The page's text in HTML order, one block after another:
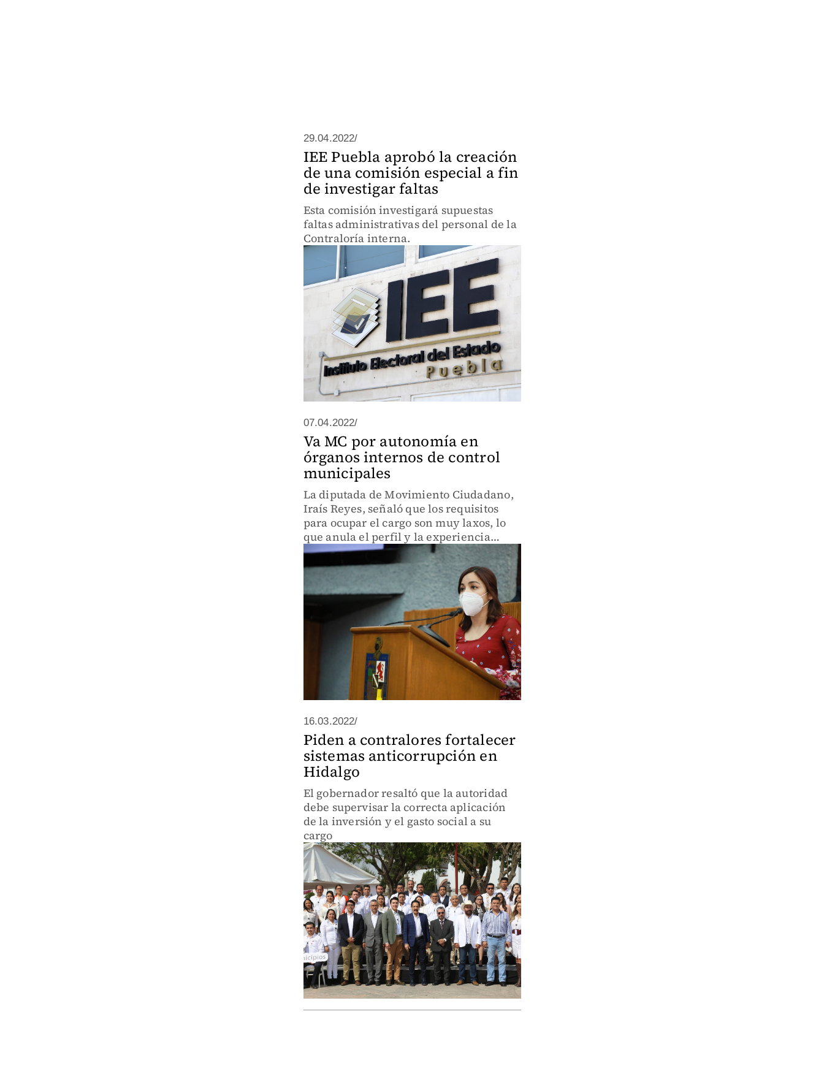
29.04.2022/
IEE Puebla aprobó la creación
de una comisión especial a fin
de investigar faltas
Esta comisión investigará supuestas
faltas administrativas del personal de la
Contraloría interna.
07.04.2022/
Va MC por autonomía en
órganos internos de control
municipales
La diputada de Movimiento Ciudadano,
Iraís Reyes, señaló que los requisitos
para ocupar el cargo son muy laxos, lo
que anula el perfil y la experiencia
necesarios para ocupar este cargo en
particular.
16.03.2022/
Piden a contralores fortalecer
sistemas anticorrupción en
Hidalgo
El gobernador resaltó que la autoridad
debe supervisar la correcta aplicación
de la inversión y el gasto social a su
cargo